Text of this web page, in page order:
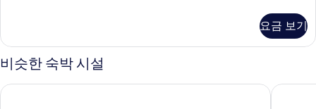
시
브
빌
라,
침
요금 보기
비슷한 숙박 시설
에뎀 빌라 바이 베터플레이스 사우스